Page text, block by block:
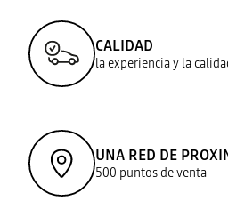
CALIDAD
la experiencia y la
UNA RED DE
500 puntos de venta